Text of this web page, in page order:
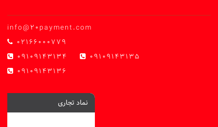
info@20payment.com
02166000779
09109143134
09109143135
09109143136
نماد تجاری